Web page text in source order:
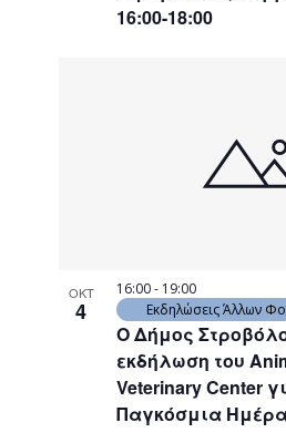
16:00-18:00
ΟΚΤ
4
Ο Δήμος
εκδήλωση του
Veterinary Center
Παγκόσμια
16:00- 19:00
Εκδηλώσεις Άλλων